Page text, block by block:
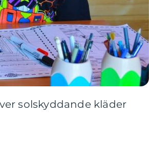
solskyddande kläder